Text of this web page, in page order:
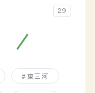
29
東三河